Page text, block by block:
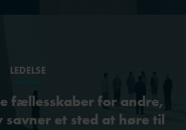
LEDELSE
fællesskaber for andre,
savner et sted at høre til